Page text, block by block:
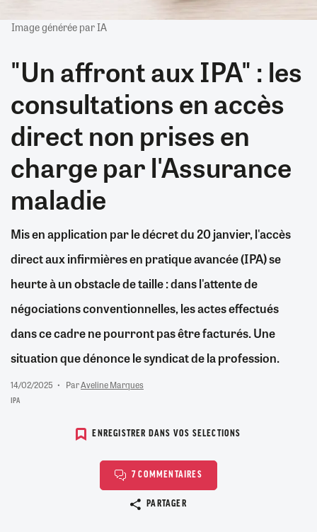
Image générée par IA
"Un affront aux IPA" : les
consultations en accès
direct non prises en
charge par l'Assurance
maladie
Mis en application par le décret du 20 janvier, l'accès
direct aux infirmières en pratique avancée (IPA) se
heurte à un obstacle de taille : dans l'attente de
négociations conventionnelles, les actes effectués
dans ce cadre ne pourront pas être facturés. Une
situation que dénonce le syndicat de la profession.
14/02/2025 ParAveline Marques
IPA
ENREGISTRER DANS VOS SELECTIONS
7 COMMENTAIRES
PARTAGER